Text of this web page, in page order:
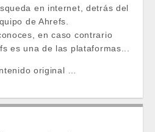
en internet, detrás del
de Ahrefs.
en caso contrario
es una de las plataformas...
original …